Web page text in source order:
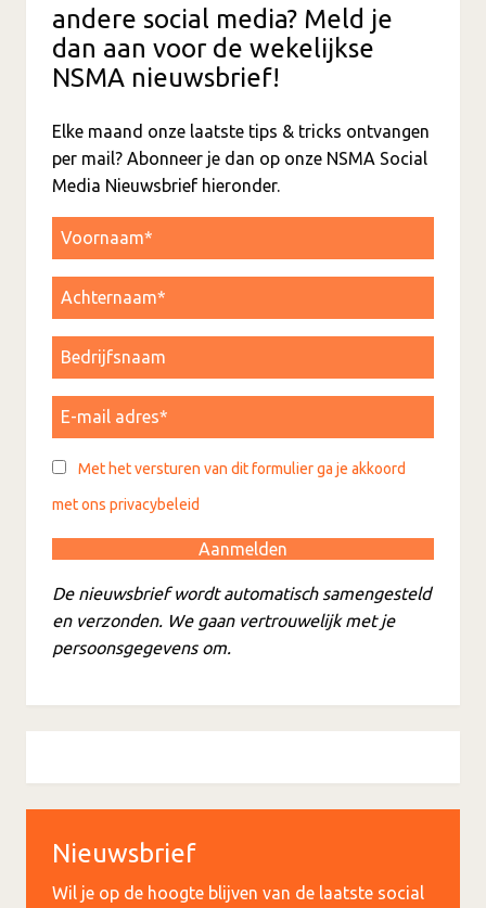
andere social media? Meld je
dan aan voor de wekelijkse
NSMA nieuwsbrief!
Elke maand onze laatste tips & tricks ontvangen
per mail? Abonneer je dan op onze NSMA Social
Media Nieuwsbrief hieronder.
Met het versturen van dit formulier ga je akkoord
met ons privacybeleid
De nieuwsbrief wordt automatisch samengesteld
en verzonden. We gaan vertrouwelijk met je
persoonsgegevens om.
Nieuwsbrief
Wil je op de hoogte blijven van de laatste social